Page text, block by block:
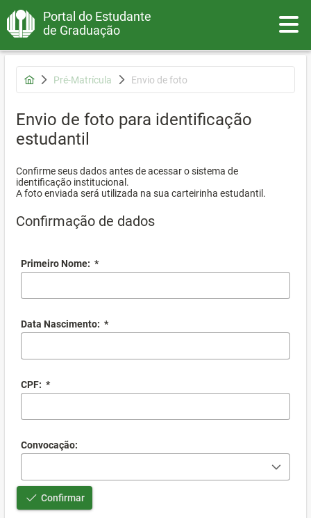
Portal do Estudante
de Graduação
Pré-Matrícula Envio de foto
Envio de foto para identificação
estudantil
Confirme seus dados antes de acessar o sistema de
identificação institucional.
A foto enviada será utilizada na sua carteirinha estudantil.
Confirmação de dados
Primeiro Nome: *
Data Nascimento: *
CPF: *
Convocação:
Confirmar